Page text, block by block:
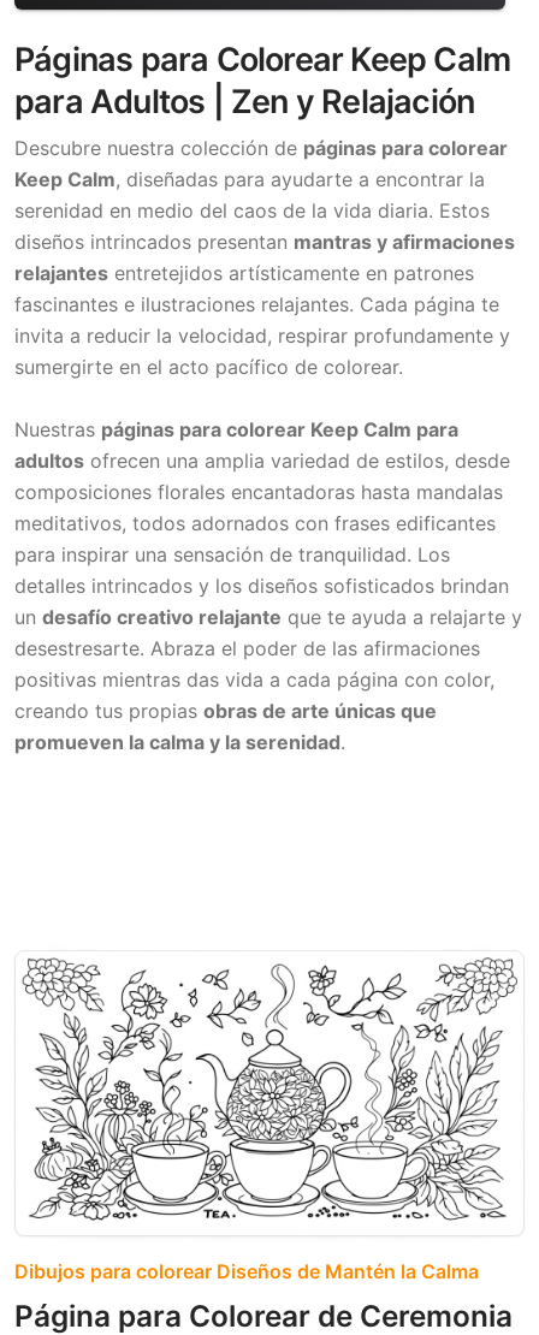
Páginas para Colorear Keep Calm
para Adultos | Zen y Relajación
Descubre nuestra colección de páginas para colorear
Keep Calm, diseñadas para ayudarte a encontrar la
serenidad en medio del caos de la vida diaria. Estos
diseños intrincados presentan mantras y afirmaciones
relajantes entretejidos artísticamente en patrones
fascinantes e ilustraciones relajantes. Cada página te
invita a reducir la velocidad, respirar profundamente y
sumergirte en el acto pacífico de colorear.
Nuestras páginas para colorear Keep Calm para
adultos ofrecen una amplia variedad de estilos, desde
composiciones florales encantadoras hasta mandalas
meditativos, todos adornados con frases edificantes
para inspirar una sensación de tranquilidad. Los
detalles intrincados y los diseños sofisticados brindan
un desafío creativo relajante que te ayuda a relajarte y
desestresarte. Abraza el poder de las afirmaciones
positivas mientras das vida a cada página con color,
creando tus propias obras de arte únicas que
promueven la calma y la serenidad.
Dibujos para colorear Diseños de Mantén la Calma
Página para Colorear de Ceremonia